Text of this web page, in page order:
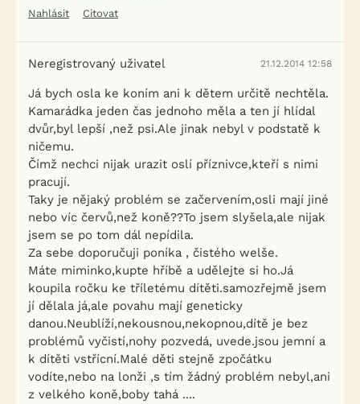
Nahlásit
Citovat
Neregistrovaný uživatel 21.12.2014 12:58
Já bych osla ke koním ani k dětem určitě nechtěla.
Kamarádka jeden čas jednoho měla a ten jí hlídal
dvůr,byl lepší ,než psi.Ale jinak nebyl v podstatě k
ničemu.
Čímž nechci nijak urazit oslí příznivce,kteří s nimi
pracují.
Taky je nějaký problém se začervením,osli mají jiné
nebo víc červů,než koně??To jsem slyšela,ale nijak
jsem se po tom dál nepídila.
Za sebe doporučuji poníka , čistého welše.
Máte miminko,kupte hříbě a udělejte si ho.Já
koupila ročku ke tříletému dítěti.samozřejmě jsem
jí dělala já,ale povahu mají geneticky
danou.Neublíží,nekousnou,nekopnou,dítě je bez
problémů vyčistí,nohy pozvedá, uvede.jsou jemní a
k dítěti vstřícní.Malé děti stejně zpočátku
vodíte,nebo na lonži ,s tím žádný problém nebyl,ani
z velkého koně,boby tahá ....